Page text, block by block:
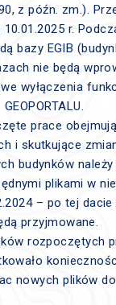
z późn. zm.).
r.
bazy EGIB
nie będą
wyłączenia
GEOPORTALU.
prace
i skutkujące
budynków
plikami w
– po tej
przyjmowane.
rozpoczętych
nowych plików